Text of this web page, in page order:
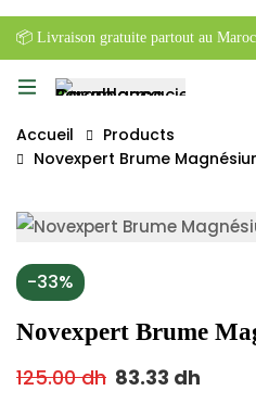
📦 Livraison gratuite partout au
Accueil
Products
Novexpert Brume
-33%
Novexpert Brume
125.00dh 83.33 dh